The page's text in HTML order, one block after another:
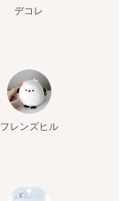
デコレ
フレンズヒル